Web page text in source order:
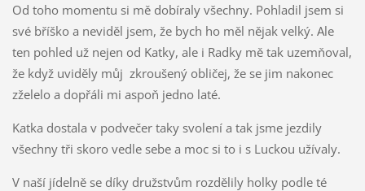
Od toho momentu si mě dobíraly všechny. Pohladil jsem si
své bříško a neviděl jsem, že bych ho měl nějak velký. Ale
ten pohled už nejen od Katky, ale i Radky mě tak uzemňoval,
že když uviděly můj zkroušený obličej, že se jim nakonec
zželelo a dopřáli mi aspoň jedno laté.
Katka dostala v podvečer taky svolení a tak jsme jezdily
všechny tři skoro vedle sebe a moc si to i s Luckou užívaly.
V naší jídelně se díky družstvům rozdělily holky podle té